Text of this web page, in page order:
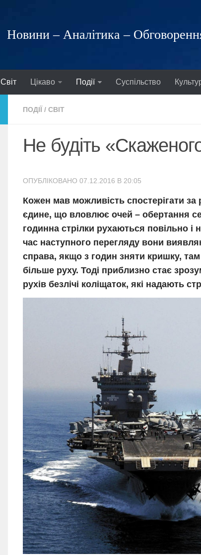
Новини – Аналітика –
Світ Цікаво Події Суспільство
ПОДІЇ / СВІТ
Не будіть
ОПУБЛІКОВАНО 07.12.2016 В 20:05
Кожен мав можливість спостерігати
єдине, що вловлює очей – обертання
годинна стрілки рухаються повільно і
час наступного перегляду вони
справа, якщо з годин зняти кришку,
більше руху. Тоді приблизно стає
рухів безлічі коліщаток, які надають